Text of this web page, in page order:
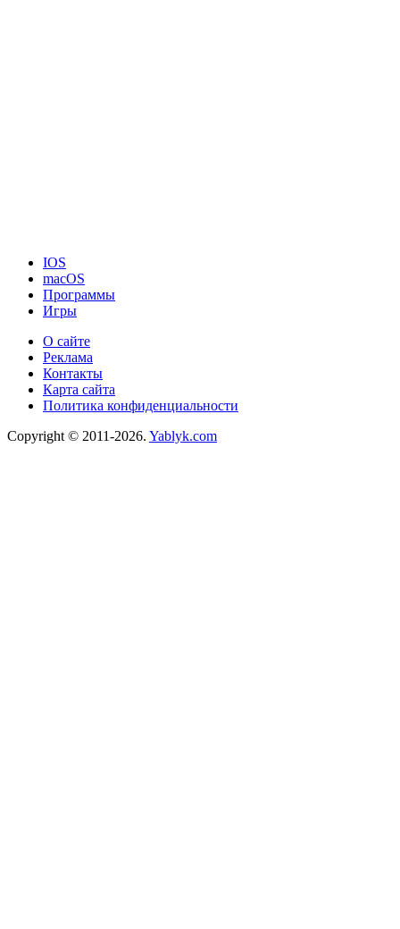
IOS
macOS
Программы
Игры
О сайте
Реклама
Контакты
Карта сайта
Политика конфиденциальности
Copyright © 2011-2026. Yablyk.сom